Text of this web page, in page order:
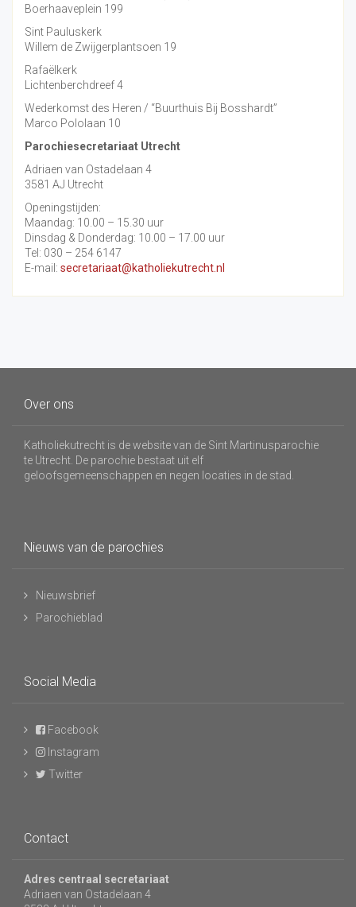
Boerhaaveplein 199
Sint Pauluskerk
Willem de Zwijgerplantsoen 19
Rafaëlkerk
Lichtenberchdreef 4
Wederkomst des Heren / “Buurthuis Bij Bosshardt”
Marco Pololaan 10
Parochiesecretariaat Utrecht
Adriaen van Ostadelaan 4
3581 AJ Utrecht
Openingstijden:
Maandag: 10.00 – 15.30 uur
Dinsdag & Donderdag: 10.00 – 17.00 uur
Tel: 030 – 254 6147
E-mail: secretariaat@katholiekutrecht.nl
Over ons
Katholiekutrecht is de website van de Sint Martinusparochie
te Utrecht. De parochie bestaat uit elf
geloofsgemeenschappen en negen locaties in de stad.
Nieuws van de parochies
Nieuwsbrief
Parochieblad
Social Media
Facebook
Instagram
Twitter
Contact
Adres centraal secretariaat
Adriaen van Ostadelaan 4